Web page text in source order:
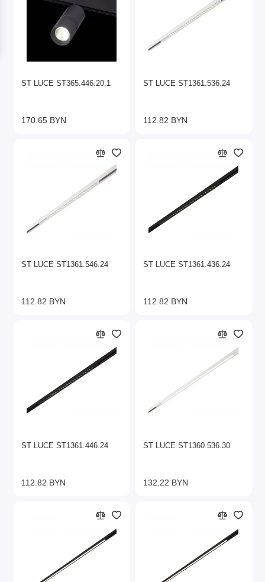
ST LUCE ST365.446.20.1
170.65 BYN
ST LUCE ST1361.536.24
112.82 BYN
ST LUCE ST1361.546.24
112.82 BYN
ST LUCE ST1361.436.24
112.82 BYN
ST LUCE ST1361.446.24
112.82 BYN
ST LUCE ST1360.536.30
132.22 BYN